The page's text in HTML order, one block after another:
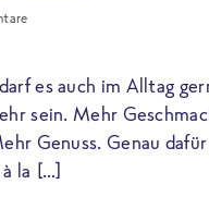
es auch im Alltag
sein. Mehr
Genuss. Genau
à la […]